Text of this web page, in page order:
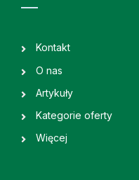
Kontakt
O nas
Artykuły
Kategorie oferty
Więcej